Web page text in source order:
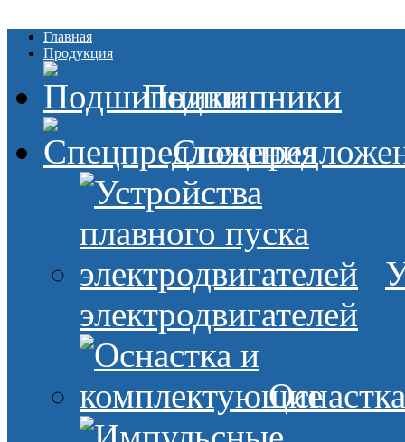
Главная
Продукция
Подшипники
электродвигателей